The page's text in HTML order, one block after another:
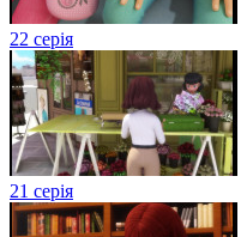
22 серія
21 серія